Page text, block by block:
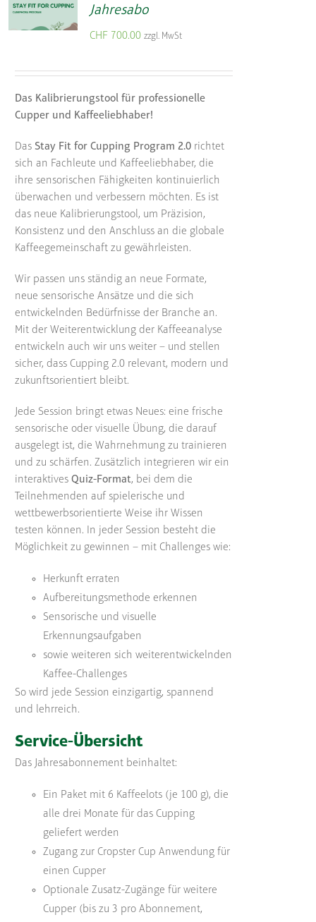
Jahresabo
CHF 700.00 zzgl. MwSt
Das Kalibrierungstool für professionelle
Cupper und Kaffeeliebhaber!
Das Stay Fit for Cupping Program 2.0richtet
sich an Fachleute und Kaffeeliebhaber, die
ihre sensorischen Fähigkeiten kontinuierlich
überwachen und verbessern möchten. Es ist
das neue Kalibrierungstool, um Präzision,
Konsistenz und den Anschluss an die globale
Kaffeegemeinschaft zu gewährleisten.
Wir passen uns ständig an neue Formate,
neue sensorische Ansätze und die sich
entwickelnden Bedürfnisse der Branche an.
Mit der Weiterentwicklung der Kaffeeanalyse
entwickeln auch wir uns weiter – und stellen
sicher, dass Cupping 2.0 relevant, modern und
zukunftsorientiert bleibt.
Jede Session bringt etwas Neues: eine frische
sensorische oder visuelle Übung, die darauf
ausgelegt ist, die Wahrnehmung zu trainieren
und zu schärfen. Zusätzlich integrieren wir ein
interaktives Quiz-Format, bei dem die
Teilnehmenden auf spielerische und
wettbewerbsorientierte Weise ihr Wissen
testen können. In jeder Session besteht die
Möglichkeit zu gewinnen – mit Challenges wie:
Herkunft erraten
Aufbereitungsmethode erkennen
Sensorische und visuelle
Erkennungsaufgaben
sowie weiteren sich weiterentwickelnden
Kaffee-Challenges
So wird jede Session einzigartig, spannend
und lehrreich.
Service-Übersicht
Das Jahresabonnement beinhaltet:
Ein Paket mit 6 Kaffeelots (je 100 g), die
alle drei Monate für das Cupping
geliefert werden
Zugang zur Cropster Cup Anwendung für
einen Cupper
Optionale Zusatz-Zugänge für weitere
Cupper (bis zu 3 pro Abonnement,